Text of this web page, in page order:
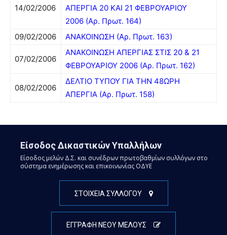
14/02/2006
ΑΠΕΡΓΙΑ 20 ΚΑΙ 21 ΦΕΒΡΟΥΑΡΙΟΥ
2006 (Αρ. Πρωτ. 164)
09/02/2006
ΑΝΑΚΟΙΝΩΣΗ (Αρ. Πρωτ. 163)
07/02/2006
ΑΝΑΚΟΙΝΩΣΗ ΑΠΕΡΓΙΑΣ ΣΤΙΣ 20 & 21
ΦΕΒΡΟΥΑΡΙΟΥ 2006 (Αρ. Πρωτ. 162)
08/02/2006
ΔΕΛΤΙΟ ΤΥΠΟΥ ΓΙΑ ΤΗΝ 48ΩΡΗ
ΑΠΕΡΓΙΑ (Αρ. Πρωτ. 158)
Είσοδος Δικαστικών Υπαλλήλων
Είσοδος μελών Δ.Σ. και συνέδρων πρωτοβαθμίων συλλόγων στο
σύστημα ενημέρωσης και επικοινωνίας ΟΔΥΕ
ΣΤΟΙΧΕΙΑ ΣΥΛΛΟΓΟΥ
ΕΓΓΡΑΦΗ ΝΕΟΥ ΜΕΛΟΥΣ